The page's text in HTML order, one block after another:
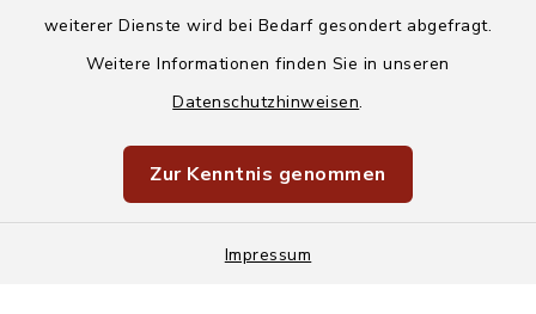
weiterer Dienste wird bei Bedarf gesondert abgefragt.
Weitere Informationen finden Sie in unseren
Datenschutzhinweisen.
Zur Kenntnis genommen
Impressum
Barrierefreiheit
Sitemap